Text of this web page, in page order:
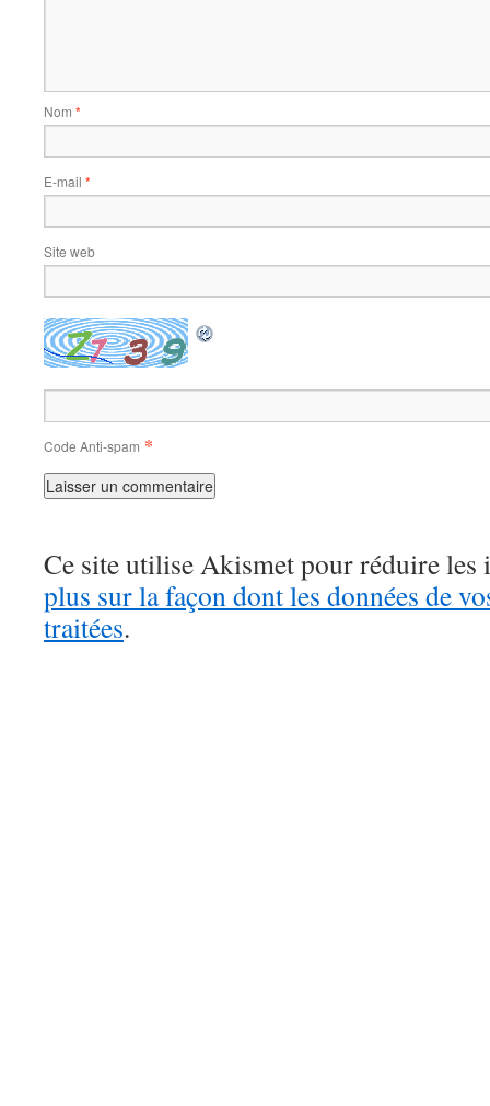
Nom *
E-mail *
Site web
Code Anti-spam *
Ce site utilise Akismet pour réduire les
plus sur la façon dont les données de
traitées.